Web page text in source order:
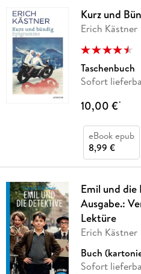
Kurz und
Erich Kästner
Taschenbuch
Sofort
10,00 €*
eBook epub
8,99 €
Emil und
Ausgabe.:
Lektüre
Erich Kästner
Buch
Sofort